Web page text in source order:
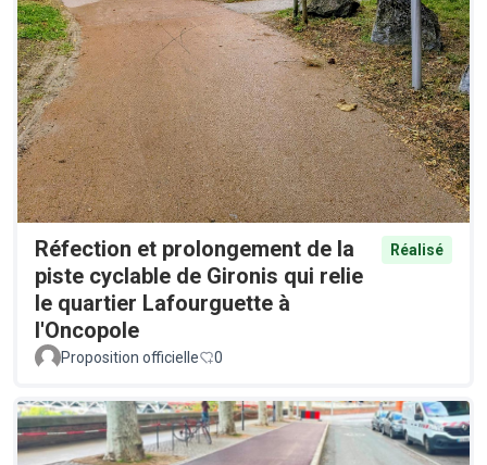
Réfection et prolongement de la
piste cyclable de Gironis qui relie
le quartier Lafourguette à
l'Oncopole
Réalisé
Proposition officielle 0